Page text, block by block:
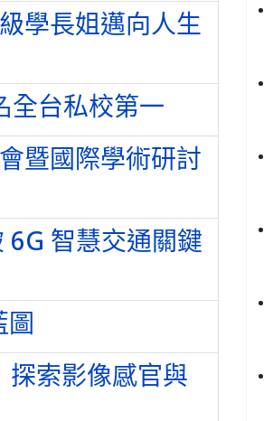
學長姐邁向人生
全台私校第一
暨國際學術研討
智慧交通關鍵
圖
探索影像感官與